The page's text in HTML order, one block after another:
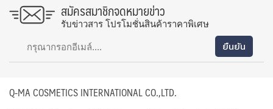
สมัครสมาชิกจดหมายข่าว
รับข่าวสาร โปรโมชั่นสินค้าราคาพิเศษ
Q-MA COSMETICS INTERNATIONAL CO.,LTD.